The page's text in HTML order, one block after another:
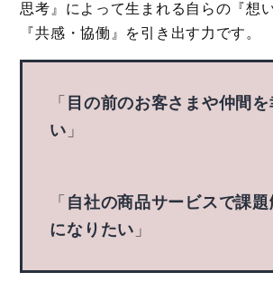
思考』によって生まれる自らの『想
『共感・協働』を引き出す力です。
「 目の前のお客さまや仲間
い 」
「 自社の商品サービスで課
になりたい 」